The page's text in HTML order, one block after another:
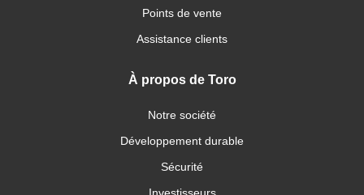
Points de vente
Assistance clients
À propos de Toro
Notre société
Développement durable
Sécurité